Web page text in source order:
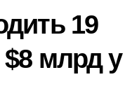
19
$8 млрд у